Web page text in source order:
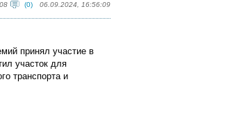
(0) 06.09.2024, 16:56:09
принял участие в
участок для
транспорта и